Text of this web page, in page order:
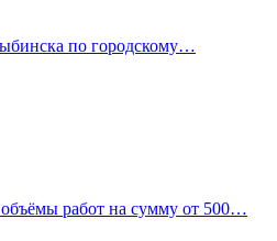
по городскому…
объёмы работ на сумму от 500…